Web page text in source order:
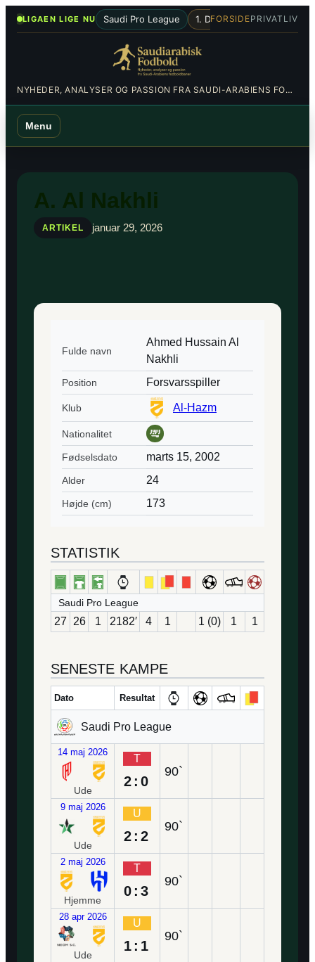
SpringLIGAEN LIGE NU Saudi Pro League 1. Division Al-Hilal•Al-
FORSIDEPRIVATLIV
NYHEDER, ANALYSER OG PASSION FRA SAUDI-ARABIENS FODBOLDBANER
Menu
A. Al Nakhli
ARTIKEL januar 29, 2026
Fulde navn
Ahmed Hussain Al
Nakhli
Position Forsvarsspiller
Klub Al-Hazm
Nationalitet
Fødselsdato marts 15, 2002
Alder 24
Højde (cm) 173
STATISTIK
Saudi Pro League
27 26 1 2182′ 4 1 1 (0) 1 1
SENESTE KAMPE
Dato Resultat
Saudi Pro League
14 maj 2026
Ude
T
2:0
90`
9 maj 2026
Ude
U
2:2
90`
2 maj 2026
Hjemme
T
0:3
90`
28 apr 2026
Ude
U
1:1
90`